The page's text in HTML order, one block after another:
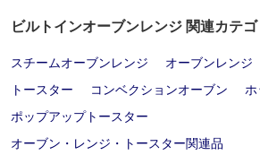
ビルトインオーブンレンジ 関連カテゴ
スチームオーブンレンジ オーブンレンジ
トースター
コンベクションオーブン
ポップアップトースター
オーブン・レンジ・トースター関連品